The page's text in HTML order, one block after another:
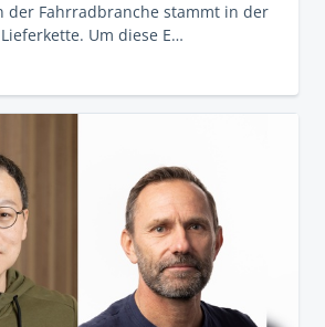
der Fahrradbranche stammt in der
Um diese E…